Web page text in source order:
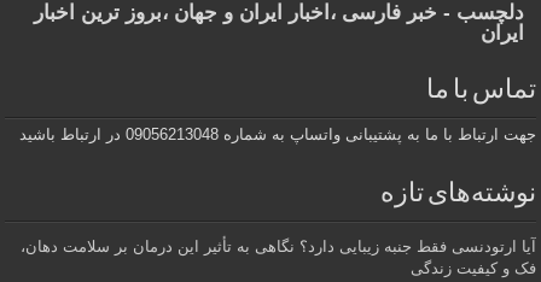
دلچسب - خبر فارسی ،اخبار ایران و جهان ،بروز ترین اخبار
ایران
تماس با ما
جهت ارتباط با ما به پشتیبانی واتساپ به شماره 09056213048 در ارتباط باشید
نوشته‌های تازه
آیا ارتودنسی فقط جنبه زیبایی دارد؟ نگاهی به تأثیر این درمان بر سلامت دهان،
فک و کیفیت زندگی